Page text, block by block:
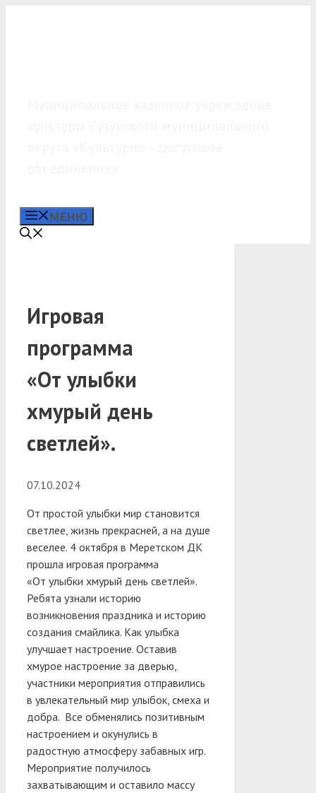
МЕНЮ
Игровая
программа
«От улыбки
хмурый день
светлей».
07.10.2024
От простой улыбки мир становится
светлее, жизнь прекрасней, а на душе
веселее. 4 октября в Меретском ДК
прошла игровая программа
«От улыбки хмурый день светлей».
Ребята узнали историю
возникновения праздника и историю
создания смайлика. Как улыбка
улучшает настроение. Оставив
хмурое настроение за дверью,
участники мероприятия отправились
в увлекательный мир улыбок, смеха и
добра. Все обменялись позитивным
настроением и окунулись в
радостную атмосферу забавных игр.
Мероприятие получилось
захватывающим и оставило массу